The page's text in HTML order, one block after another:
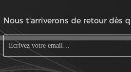
Nous t'arriverons de retour dès